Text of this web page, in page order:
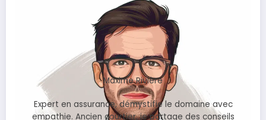
Maxime Rivière
Expert en assurance, démystifie le domaine avec
empathie. Ancien courtier, je partage des conseils